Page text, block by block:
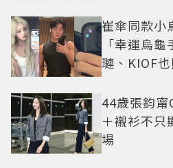
崔傘同款小
「幸運烏
璉、KIOF
44歲張鈞甯
＋襯衫不只
場